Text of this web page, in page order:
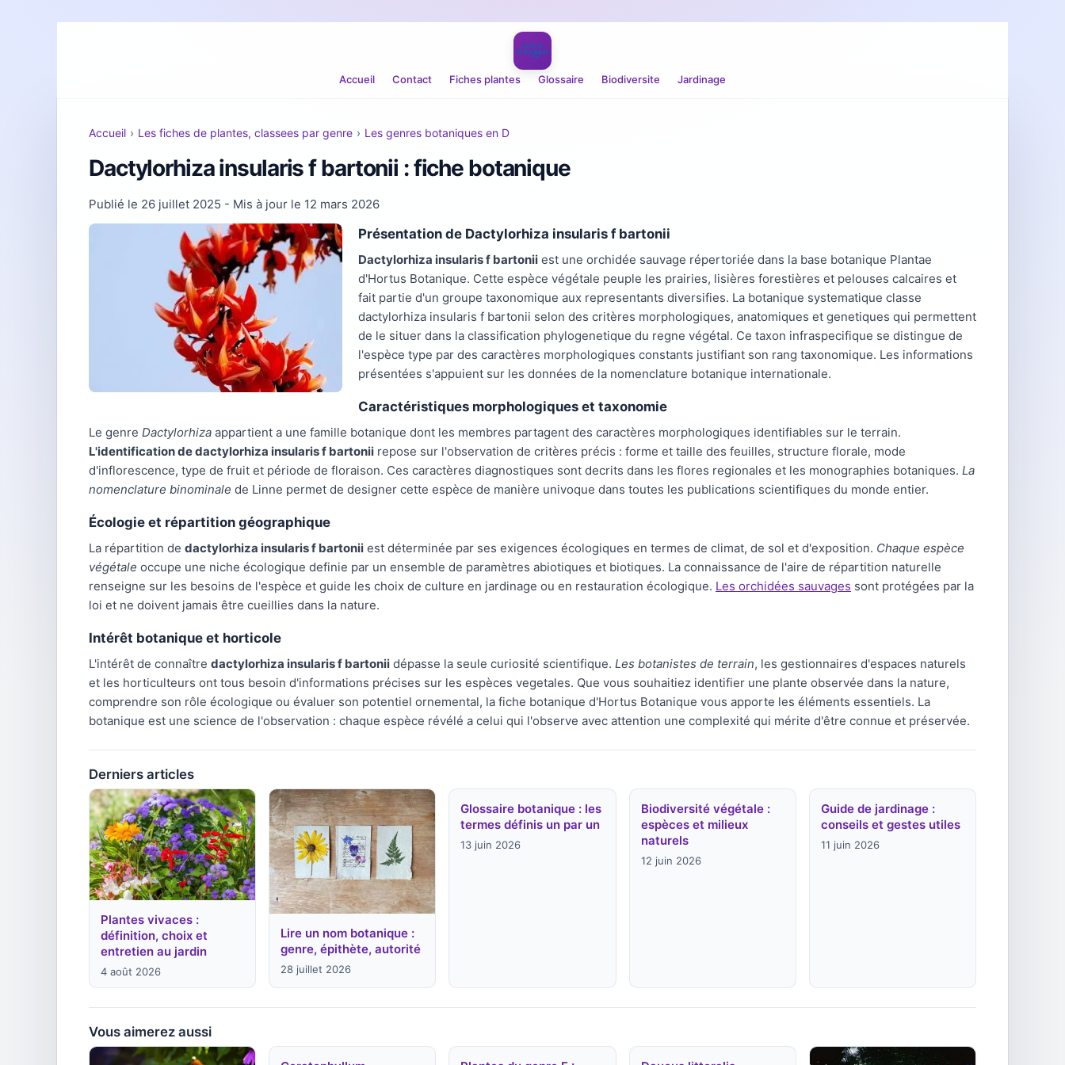
Accueil Contact Fiches plantes Glossaire Biodiversite Jardinage
Accueil › Les fiches de plantes, classees par genre › Les genres botaniques en D
Dactylorhiza insularis f bartonii : fiche botanique
Publié le 26 juillet 2025 - Mis à jour le 12 mars 2026
Présentation de Dactylorhiza insularis f bartonii
Dactylorhiza insularis f bartonii est une orchidée sauvage répertoriée dans la base botanique Plantae
d'Hortus Botanique. Cette espèce végétale peuple les prairies, lisières forestières et pelouses calcaires et
fait partie d'un groupe taxonomique aux representants diversifies. La botanique systematique classe
dactylorhiza insularis f bartonii selon des critères morphologiques, anatomiques et genetiques qui permettent
de le situer dans la classification phylogenetique du regne végétal. Ce taxon infraspecifique se distingue de
l'espèce type par des caractères morphologiques constants justifiant son rang taxonomique. Les informations
présentées s'appuient sur les données de la nomenclature botanique internationale.
Caractéristiques morphologiques et taxonomie
Le genre Dactylorhiza appartient a une famille botanique dont les membres partagent des caractères morphologiques identifiables sur le terrain.
L'identification de dactylorhiza insularis f bartonii repose sur l'observation de critères précis : forme et taille des feuilles, structure florale, mode
d'inflorescence, type de fruit et période de floraison. Ces caractères diagnostiques sont decrits dans les flores regionales et les monographies botaniques. La
nomenclature binominale de Linne permet de designer cette espèce de manière univoque dans toutes les publications scientifiques du monde entier.
Écologie et répartition géographique
La répartition de dactylorhiza insularis f bartonii est déterminée par ses exigences écologiques en termes de climat, de sol et d'exposition. Chaque espèce
végétale occupe une niche écologique definie par un ensemble de paramètres abiotiques et biotiques. La connaissance de l'aire de répartition naturelle
renseigne sur les besoins de l'espèce et guide les choix de culture en jardinage ou en restauration écologique. Les orchidées sauvages sont protégées par la
loi et ne doivent jamais être cueillies dans la nature.
Intérêt botanique et horticole
L'intérêt de connaître dactylorhiza insularis f bartonii dépasse la seule curiosité scientifique. Les botanistes de terrain, les gestionnaires d'espaces naturels
et les horticulteurs ont tous besoin d'informations précises sur les espèces vegetales. Que vous souhaitiez identifier une plante observée dans la nature,
comprendre son rôle écologique ou évaluer son potentiel ornemental, la fiche botanique d'Hortus Botanique vous apporte les éléments essentiels. La
botanique est une science de l'observation : chaque espèce révélé a celui qui l'observe avec attention une complexité qui mérite d'être connue et préservée.
Derniers articles
Plantes vivaces :
définition, choix et
entretien au jardin
4 août 2026
Lire un nom botanique :
genre, épithète, autorité
28 juillet 2026
Glossaire botanique : les
termes définis un par un
13 juin 2026
Biodiversité végétale :
espèces et milieux
naturels
12 juin 2026
Guide de jardinage :
conseils et gestes utiles
11 juin 2026
Vous aimerez aussi